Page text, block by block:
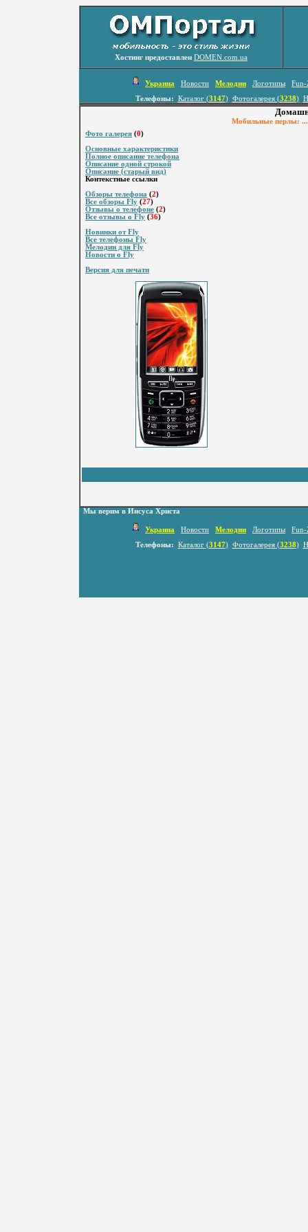
Хостинг предоставлен DOMEN.com.ua
Украина Новости Мелодии Логотипы
Fun-
Телефоны:
Каталог (3147) Фотогалерея (3238)
Мобильные перлы:
Фото галерея (0)
Основные характеристики
Полное описание телефона
Описание одной строкой
Описание (старый вид)
Контекстные ссылки
Обзоры телефона (2)
Все обзоры Fly (27)
Отзывы о телефоне (2)
Все отзывы о Fly (36)
Новинки от Fly
Все телефоны Fly
Мелодии для Fly
Новости о Fly
Версия для печати
Мы верим в Иисуса Христа
Украина Новости Мелодии Логотипы
Fun-
Телефоны:
Каталог (3147) Фотогалерея (3238)